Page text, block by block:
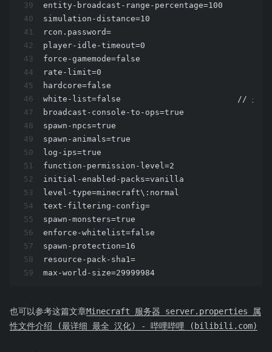
39
40
41
42
43
44
45
46
47
48
49
50
51
52
53
54
55
56
57
58
59
entity-broadcast-range-percentage=100
simulation-distance=10
rcon.password=
player-idle-timeout=0
force-gamemode=false
rate-limit=0
hardcore=false
white-list=false
broadcast-console-to-ops=true
spawn-npcs=true
spawn-animals=true
log-ips=true
function-permission-level=2
initial-enabled-packs=vanilla
level-type=minecraft\:normal
text-filtering-config=
spawn-monsters=true
enforce-whitelist=false
spawn-protection=16
resource-pack-sha1=
max-world-size=29999984
也可以参考这篇文章Minecraft 服务器 server.properties 属
性文件介绍 (最详细 最全 汉化) - 哔哩哔哩 (bilibili.com)